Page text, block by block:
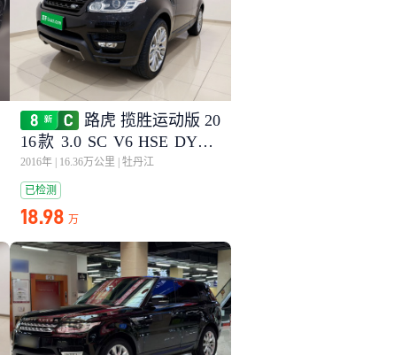
路虎 揽胜运动版 20
16款 3.0 SC V6 HSE DYNA
MIC
2016年 16.36万公里 牡丹江
已检测
18.98 万